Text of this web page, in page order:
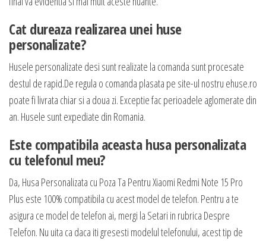
Cat dureaza realizarea unei huse
personalizate?
Husele personalizate desi sunt realizate la comanda sunt procesate
destul de rapid.De regula o comanda plasata pe site-ul nostru ehuse.ro
poate fi livrata chiar si a doua zi. Exceptie fac perioadele aglomerate din
an. Husele sunt expediate din Romania.
Este compatibila aceasta husa personalizata
cu telefonul meu?
Da, Husa Personalizata cu Poza Ta Pentru Xiaomi Redmi Note 15 Pro
Plus este 100% compatibila cu acest model de telefon. Pentru a te
asigura ce model de telefon ai, mergi la Setari in rubrica Despre
Telefon. Nu uita ca daca iti gresesti modelul telefonului, acest tip de